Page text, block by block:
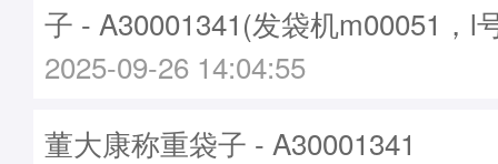
子 - A30001341(发袋机m00051，l
2025-09-26 14:04:55
董大康称重袋子 - A30001341